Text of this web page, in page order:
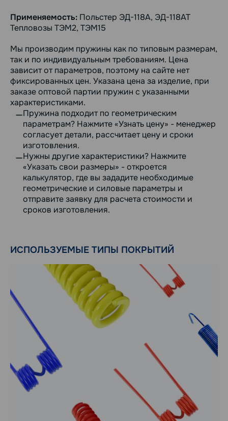
Применяемость: Польстер ЭД-118А, ЭД-118АТ
Тепловозы ТЭМ2, ТЭМ15
Мы производим пружины как по типовым размерам,
так и по индивидуальным требованиям. Цена
зависит от параметров, поэтому на сайте нет
фиксированных цен. Указана цена за изделие, при
заказе оптовой партии пружин с указанными
характеристиками.
Пружина подходит по геометрическим
параметрам? Нажмите «Узнать цену» - менеджер
согласует детали, рассчитает цену и сроки
изготовления.
Нужны другие характеристики? Нажмите
«Указать свои размеры» - откроется
калькулятор, где вы зададите необходимые
геометрические и силовые параметры и
отправите заявку для расчета стоимости и
сроков изготовления.
ИСПОЛЬЗУЕМЫЕ ТИПЫ ПОКРЫТИЙ